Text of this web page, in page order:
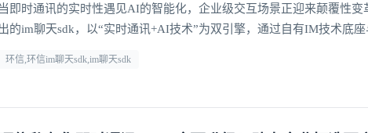
当即时通讯的实时性遇见AI的智能化，企业级交互场景正迎来颠覆性变
的im聊天sdk，以“实时通讯+AI技术”为双引擎，通过自有IM技术底
环信,环信im聊天sdk,im聊天sdk